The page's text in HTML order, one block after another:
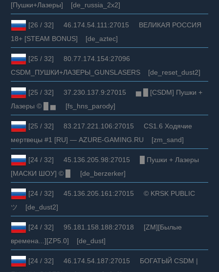
[Пушки+Лазеры] [de_russia_2x2]
[26 / 32] 46.174.54.111:27015 ВЕЛИКАЯ РОССИЯ
18+ [STEAM BONUS] [de_aztec]
[25 / 32] 80.77.174.154:27096
CSDM_ПУШКИ+ЛАЗЕРЫ_GUNSLASERS [de_reset_dust2]
[25 / 32] 37.230.137.9:27015 ▅ █ [CSDM] Пушки +
Лазеры © █ ▅ [fs_hns_parody]
[25 / 32] 83.217.221.106:27015 CS1.6 Ходячие
мертвецы #1 [RU] — AZURE-GAMING.RU [zm_sand]
[24 / 32] 45.136.205.98:27015 █ Пушки + Лазеры
[МАСКИ ШОУ] © █ [de_berzerker]
[24 / 32] 45.136.205.161:27015 © KRSK PUBLIC
ツ [de_dust2]
[24 / 32] 95.181.158.188:27018 [ZM][Былые
времена...][ZP5.0] [de_dust]
[24 / 32] 46.174.54.187:27015 БОГАТЫЙ CSDM |